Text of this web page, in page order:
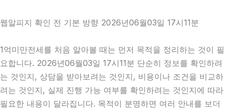
웹알피지 확인 전 기본 방향 2026년06월03일 17시11분
1억미만전세를 처음 알아볼 때는 먼저 목적을 정리하는 것이 필
요합니다. 2026년06월03일 17시11분 단순히 정보를 확인하려
는 것인지, 상담을 받아보려는 것인지, 비용이나 조건을 비교하
려는 것인지, 실제 진행 가능 여부를 확인하려는 것인지에 따라
필요한 내용이 달라집니다. 목적이 분명하면 여러 안내를 보더